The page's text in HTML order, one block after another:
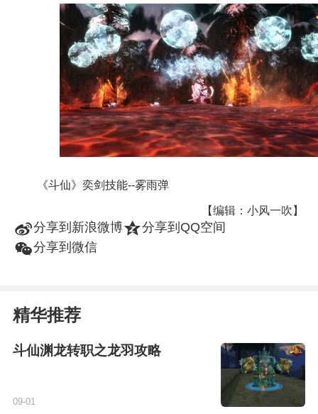
《斗仙》奕剑技能--雾雨弹
【编辑：小风一吹】
t分享到新浪微博z分享到QQ空间
w分享到微信
精华推荐
斗仙渊龙转职之龙羽攻略
09-01